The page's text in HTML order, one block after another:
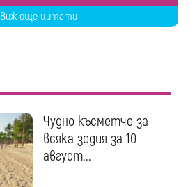
Виж още цитати
Чудно късметче за
всяка зодия за 10
август...